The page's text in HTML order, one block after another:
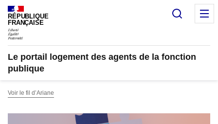
RÉPUBLIQUE
FRANÇAISE
Le portail logement des agents de la fonction
publique
Voir le fil d’Ariane